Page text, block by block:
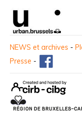
NEWS et archives -
Presse -